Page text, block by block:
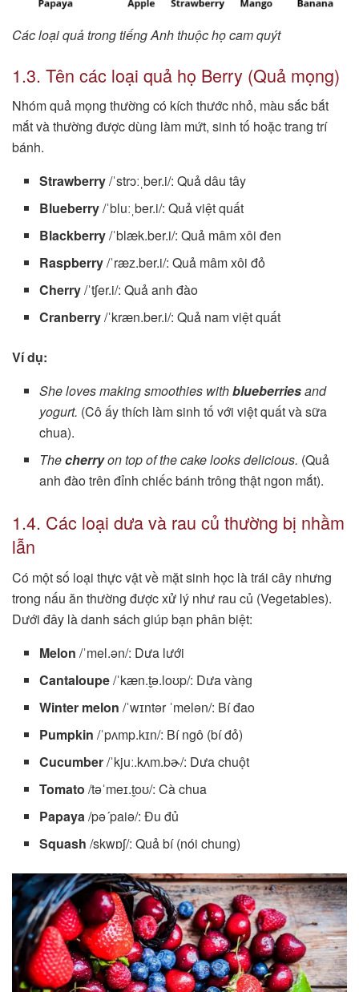
Các loại quả trong tiếng Anh thuộc họ cam quýt
1.3. Tên các loại quả họ Berry (Quả mọng)
Nhóm quả mọng thường có kích thước nhỏ, màu sắc bắt
mắt và thường được dùng làm mứt, sinh tố hoặc trang trí
bánh.
Strawberry/ˈstrɔːˌber.i/: Quả dâu tây
Blueberry/ˈbluːˌber.i/: Quả việt quất
Blackberry/ˈblæk.ber.i/: Quả mâm xôi đen
Raspberry/ˈræz.ber.i/: Quả mâm xôi đỏ
Cherry/ˈtʃer.i/: Quả anh đào
Cranberry/ˈkræn.ber.i/: Quả nam việt quất
Ví dụ:
She loves making smoothies withblueberriesand
yogurt. (Cô ấy thích làm sinh tố với việt quất và sữa
chua).
Thecherryon top of the cake looks delicious. (Quả
anh đào trên đỉnh chiếc bánh trông thật ngon mắt).
1.4. Các loại dưa và rau củ thường bị nhầm
lẫn
Có một số loại thực vật về mặt sinh học là trái cây nhưng
trong nấu ăn thường được xử lý như rau củ (Vegetables).
Dưới đây là danh sách giúp bạn phân biệt:
Melon /ˈmel.ən/: Dưa lưới
Cantaloupe/ˈkæn.t̬ə.loʊp/: Dưa vàng
Winter melon /ˈwɪntər ˈmelən/: Bí đao
Pumpkin /ˈpʌmp.kɪn/: Bí ngô (bí đỏ)
Cucumber/ˈkjuː.kʌm.bɚ/: Dưa chuột
Tomato /təˈmeɪ.t̬oʊ/: Cà chua
Papaya/pə´paiə/: Đu đủ
Squash /skwɒʃ/: Quả bí (nói chung)